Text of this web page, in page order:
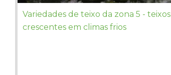
Variedades de teixo da zona 5 - teixos
crescentes em climas frios